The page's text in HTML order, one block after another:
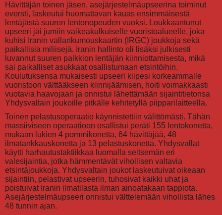
Hävittäjän toinen jäsen, asejärjestelmäupseerina toiminut
eversti, laskeutui huomattavan kauas ensimmäisestä
lentäjästä suuren lentonopeuden vuoksi. Loukkaantunut
upseeri jäi jumiin vaikeakulkuiselle vuoristoalueelle, joka
kuhisi Iranin vallankumouskaartin (IRGC) joukkoja sekä
paikallisia miliisejä. Iranin hallinto oli lisäksi julkisesti
luvannut suuren palkkion lentäjän kiinniottamisesta, mikä
sai paikalliset asukkaat osallistumaan etsintöihin.
Koulutuksensa mukaisesti upseeri kiipesi korkeammalle
vuoristoon välttääkseen kiinnijäämisen, hoiti voimakkaasti
vuotavia haavojaan ja onnistui lähettämään sijaintitietonsa
Yhdysvaltain joukoille pitkälle kehitetyllä piipparilaitteella.
Toinen pelastusoperaatio käynnistettiin välittömästi. Tähän
massiiviseen operaatioon osallistui peräti 155 lentokonetta,
mukaan lukien 4 pommikonetta, 64 hävittäjää, 48
ilmatankkauskonetta ja 13 pelastuskonetta. Yhdysvallat
käytti harhautustaktiikkaa luomalla seitsemän eri
valesijaintia, jotka hämmentävät vihollisen valtavia
etsintäjoukkoja. Yhdysvaltain joukot laskeutuivat oikeaan
sijaintiin, pelastivat upseerin, tuhosivat kaikki uhat ja
poistuivat Iranin ilmatilasta ilman ainoatakaan tappiota.
Asejärjestelmäupseeri onnistui välttelemään vihollista lähes
48 tunnin ajan.